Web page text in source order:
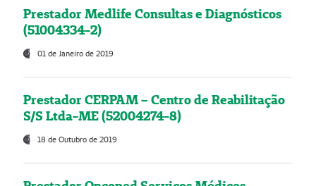
Prestador Medlife Consultas e Diagnósticos
(51004334-2)
01 de Janeiro de 2019
Prestador CERPAM – Centro de Reabilitação
S/S Ltda-ME (52004274-8)
18 de Outubro de 2019